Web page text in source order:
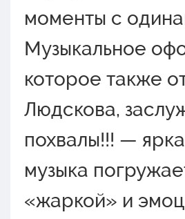
моменты с
Музыкальное
которое также
Людскова,
похвалы!!! —
музыка
«жаркой» и